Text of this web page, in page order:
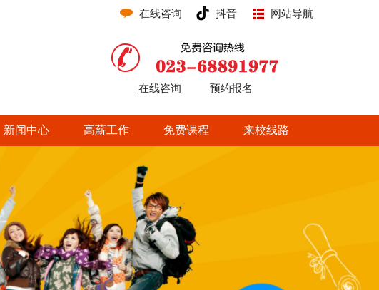
在线咨询 抖音 网站导航
在线咨询 预约报名
新闻中心 高薪工作 免费课程 来校线路